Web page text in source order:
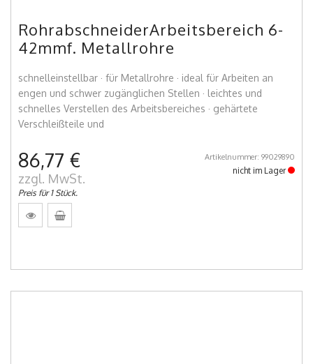
RohrabschneiderArbeitsbereich 6-
42mmf. Metallrohre
schnelleinstellbar · für Metallrohre · ideal für Arbeiten an
engen und schwer zugänglichen Stellen · leichtes und
schnelles Verstellen des Arbeitsbereiches · gehärtete
Verschleißteile und
86,77 €
zzgl. MwSt.
Preis für 1 Stück.
Artikelnummer: 99029890
nicht im Lager